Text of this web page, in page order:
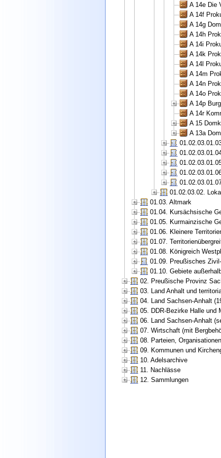
A 14e Die
A 14f
A 14g
A 14h
A 14i
A 14k
A 14l
A 14m
A 14n
A 14o
A 14p
A 14r
A 15
A 13a
01.02.03.02.
01.03. Altmark
01.04. Kursächsische
01.05. Kurmainzische
01.06. Kleinere
01.07.
01.08. Königreich
01.09. Preußisches
01.10. Gebiete
02. Preußische Provinz
03. Land Anhalt und
04. Land Sachsen-Anhalt
05. DDR-Bezirke Halle und
06. Land Sachsen-Anhalt
07. Wirtschaft (mit
08. Parteien,
09. Kommunen und
10. Adelsarchive
11. Nachlässe
12. Sammlungen